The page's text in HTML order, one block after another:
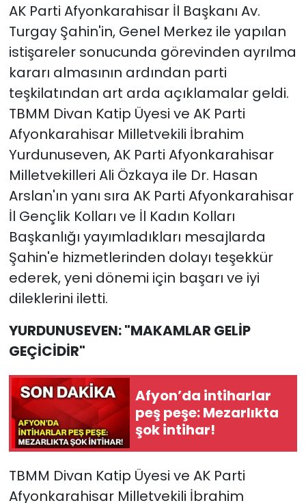
AK Parti Afyonkarahisar İl Başkanı Av.
Turgay Şahin'in, Genel Merkez ile yapılan
istişareler sonucunda görevinden ayrılma
kararı almasının ardından parti
teşkilatından art arda açıklamalar geldi.
TBMM Divan Katip Üyesi ve AK Parti
Afyonkarahisar Milletvekili İbrahim
Yurdunuseven, AK Parti Afyonkarahisar
Milletvekilleri Ali Özkaya ile Dr. Hasan
Arslan'ın yanı sıra AK Parti Afyonkarahisar
İl Gençlik Kolları ve İl Kadın Kolları
Başkanlığı yayımladıkları mesajlarda
Şahin'e hizmetlerinden dolayı teşekkür
ederek, yeni dönemi için başarı ve iyi
dileklerini iletti.
YURDUNUSEVEN: "MAKAMLAR GELİP
GEÇİCİDİR"
Afyon’da intiharlar
peş peşe: Mezarlıkta
şok intihar!
TBMM Divan Katip Üyesi ve AK Parti
Afyonkarahisar Milletvekili İbrahim